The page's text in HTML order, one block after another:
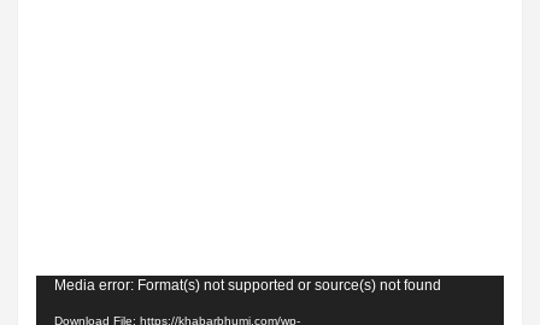
Video
Media error: Format(s) not supported or source(s) not found
Download File: https://khabarbhumi.com/wp-